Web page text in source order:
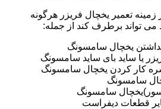
25 سال در زمینه تعمیر یخچال فریزر هرگونه
تواند برطرف کند از جمله:
یخچال سامسونگ
یا ساید بای ساید سامسونگ
کار کردن یخچال سامسونگ
سامسونگ
سامسونگ
قطعات دیفراست